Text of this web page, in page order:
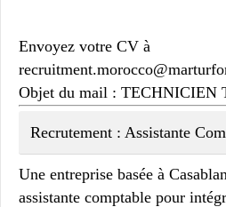
Envoyez votre CV à
Objet du mail : TECHNICIEN
Recrutement : Assistante
Une entreprise basée à
assistante comptable pour